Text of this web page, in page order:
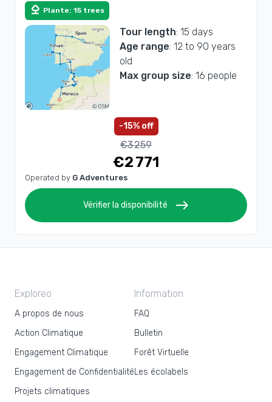
nature Plante: 15 trees
Tour length: 15 days
Age range: 12 to 90 years
old
Max group size: 16 people
-15% off
€3 259
€2 771
Operated by G Adventures
Vérifier la disponibilité east
Exploreo
A propos de nous
Action Climatique
Engagement Climatique
Engagement de Confidentialité
Projets climatiques
Information
FAQ
Bulletin
Forêt Virtuelle
Les écolabels